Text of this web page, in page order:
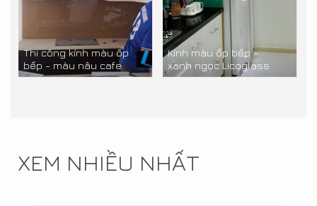
Thi công kính màu ốp
bếp - màu nâu cafe
Kính màu ốp bếp -
xanh ngọc Licoglass
XEM NHIỀU NHẤT